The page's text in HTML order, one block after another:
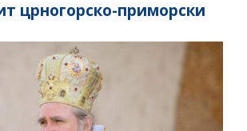
црногорско-приморски